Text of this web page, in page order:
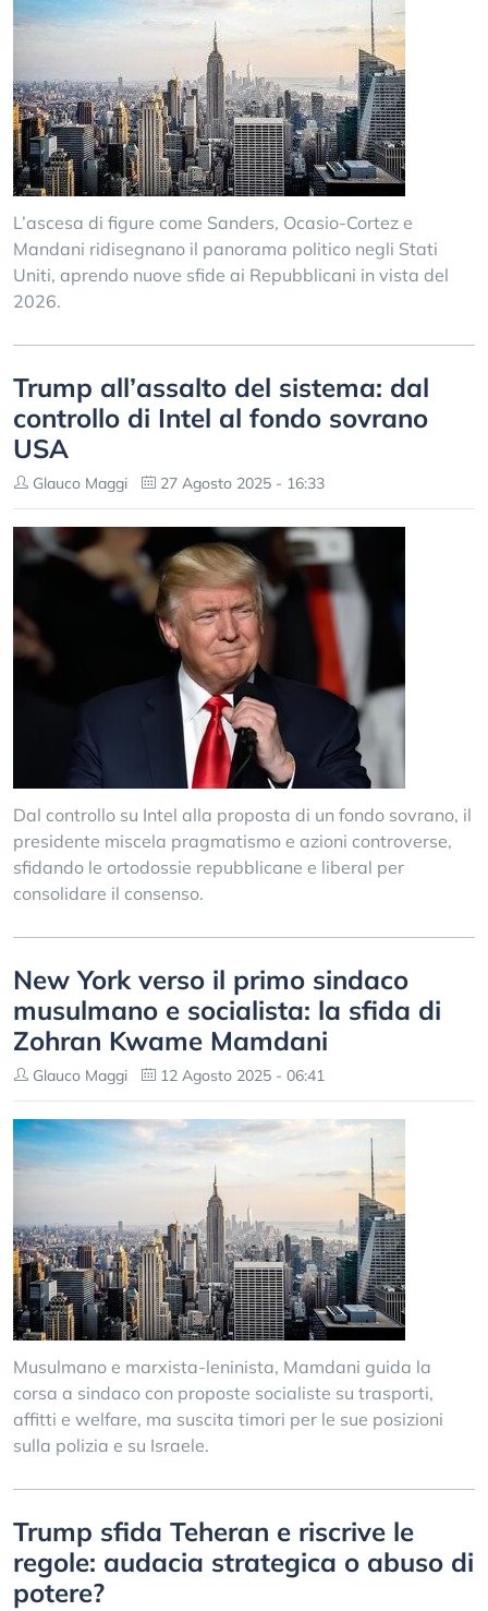
L’ascesa di figure come Sanders, Ocasio-Cortez e
Mandani ridisegnano il panorama politico negli Stati
Uniti, aprendo nuove sfide ai Repubblicani in vista del
2026.
Trump all’assalto del sistema: dal
controllo di Intel al fondo sovrano
USA
Glauco Maggi 27 Agosto 2025 - 16:33
Dal controllo su Intel alla proposta di un fondo sovrano, il
presidente miscela pragmatismo e azioni controverse,
sfidando le ortodossie repubblicane e liberal per
consolidare il consenso.
New York verso il primo sindaco
musulmano e socialista: la sfida di
Zohran Kwame Mamdani
Glauco Maggi 12 Agosto 2025 - 06:41
Musulmano e marxista-leninista, Mamdani guida la
corsa a sindaco con proposte socialiste su trasporti,
affitti e welfare, ma suscita timori per le sue posizioni
sulla polizia e su Israele.
Trump sfida Teheran e riscrive le
regole: audacia strategica o abuso di
potere?